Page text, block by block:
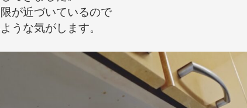
が近づいているので
うな気がします。